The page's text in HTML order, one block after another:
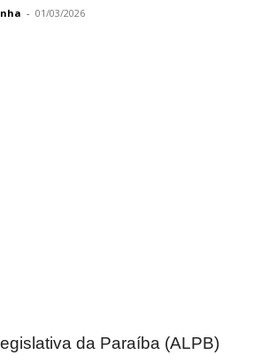
- 01/03/2026
da Paraíba (ALPB)